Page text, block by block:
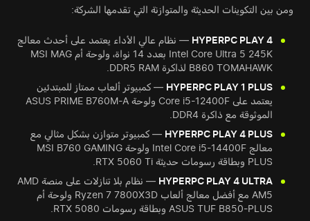
ومن بين التكوينات الحديثة والمتوازنة التي تقدمها الشركة:
HYPERPC PLAY 4 — نظام عالي الأداء يعتمد على أحدث معالج
Intel Core Ultra 5 245K بعدد 14 نواة، ولوحة أم MSI MAG
B860 TOMAHAWK لذاكرة DDR5 RAM.
HYPERPC PLAY 1 PLUS — كمبيوتر ألعاب ممتاز للمبتدئين
يعتمد على Core i5-12400F ولوحة ASUS PRIME B760M-A
الموثوقة مع ذاكرة DDR4.
HYPERPC PLAY 4 PLUS — كمبيوتر متوازن بشكل مثالي مع
معالج Intel Core i5-14400F ولوحة MSI B760 GAMING
PLUS وبطاقة رسومات حديثة RTX 5060 Ti.
HYPERPC PLAY 4 ULTRA
— نظام بلا تنازلات على منصة AMD
AM5 مع أفضل معالج ألعاب Ryzen 7 7800X3D ولوحة أم
ASUS TUF B850-PLUS وبطاقة رسومات RTX 5080.